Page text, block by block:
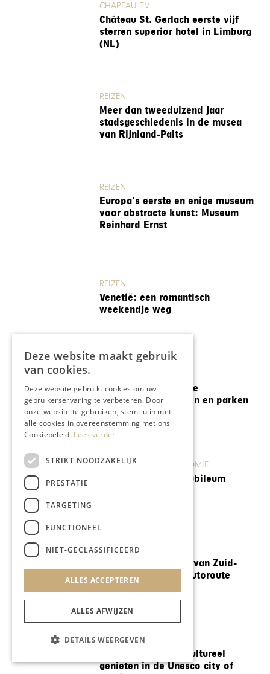
CHAPEAU TV
Château St. Gerlach eerste vijf
sterren superior hotel in Limburg
(NL)
REIZEN
Meer dan tweeduizend jaar
stadsgeschiedenis in de musea
van Rijnland-Palts
REIZEN
Europa’s eerste en enige museum
voor abstracte kunst: Museum
Reinhard Ernst
REIZEN
Venetië: een romantisch
weekendje weg
Thüringen: ontdek de
betoverende kastelen en parken
ONDERNEMEN & ECONOMIE
Feestelijk 25-jarig jubileum
REIZEN
Ontdek het mooiste van Zuid-
Limburg met deze autoroute
REIZEN
Ontdek Karlsruhe: cultureel
genieten in de Unesco city of
Deze website maakt gebruik
van cookies.
Deze website gebruikt cookies om uw
gebruikerservaring te verbeteren. Door
onze website te gebruiken, stemt u in met
alle cookies in overeenstemming met ons
Cookiebeleid. Lees verder
STRIKT NOODZAKELIJK
PRESTATIE
TARGETING
FUNCTIONEEL
NIET-GECLASSIFICEERD
ALLES ACCEPTEREN
ALLES AFWIJZEN
DETAILS WEERGEVEN